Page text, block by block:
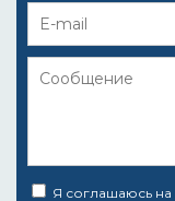
Я соглашаюсь на